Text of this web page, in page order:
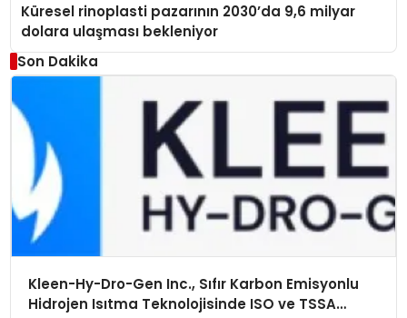
Küresel rinoplasti pazarının 2030’da 9,6 milyar
dolara ulaşması bekleniyor
Son Dakika
Kleen-Hy-Dro-Gen Inc., Sıfır Karbon Emisyonlu
Hidrojen Isıtma Teknolojisinde ISO ve TSSA